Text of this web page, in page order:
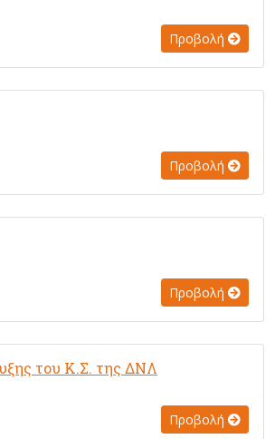
Προβολή
Προβολή
Προβολή
του Κ.Σ. της ΔΝΛ
Προβολή